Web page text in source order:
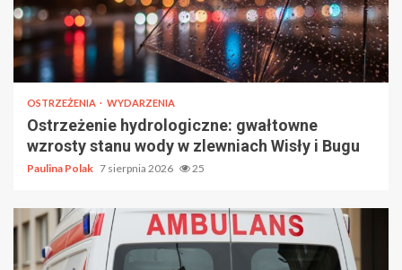
OSTRZEŻENIA WYDARZENIA
Ostrzeżenie hydrologiczne: gwałtowne
wzrosty stanu wody w zlewniach Wisły i Bugu
Paulina Polak 7 sierpnia 2026 25